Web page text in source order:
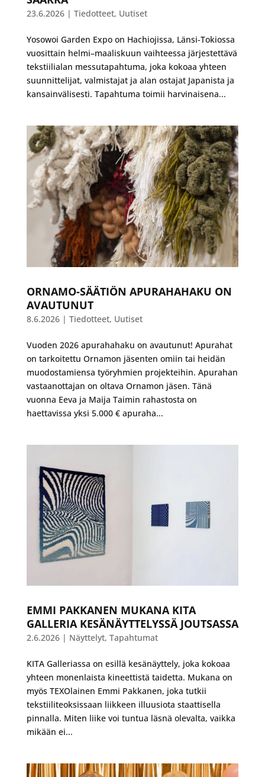
23.6.2026| Tiedotteet, Uutiset
Yosowoi Garden Expo on Hachiojissa, Länsi-Tokiossa
vuosittain helmi–maaliskuun vaihteessa järjestettävä
tekstiilialan messutapahtuma, joka kokoaa yhteen
suunnittelijat, valmistajat ja alan ostajat Japanista ja
kansainvälisesti. Tapahtuma toimii harvinaisena...
ORNAMO-SÄÄTIÖN APURAHAHAKU ON
AVAUTUNUT
8.6.2026| Tiedotteet, Uutiset
Vuoden 2026 apurahahaku on avautunut! Apurahat
on tarkoitettu Ornamon jäsenten omiin tai heidän
muodostamiensa työryhmien projekteihin. Apurahan
vastaanottajan on oltava Ornamon jäsen. Tänä
vuonna Eeva ja Maija Taimin rahastosta on
haettavissa yksi 5.000 € apuraha...
EMMI PAKKANEN MUKANA KITA
GALLERIA KESÄNÄYTTELYSSÄ JOUTSASSA
2.6.2026| Näyttelyt, Tapahtumat
KITA Galleriassa on esillä kesänäyttely, joka kokoaa
yhteen monenlaista kineettistä taidetta. Mukana on
myös TEXOlainen Emmi Pakkanen, joka tutkii
tekstiiliteoksissaan liikkeen illuusiota staattisella
pinnalla. Miten liike voi tuntua läsnä olevalta, vaikka
mikään ei...